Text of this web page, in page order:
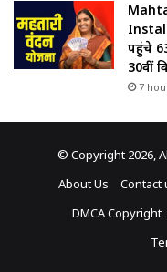
पहुंचे
30वीं
7
© Copyright 2026,
About Us
Contact
DMCA Copyright